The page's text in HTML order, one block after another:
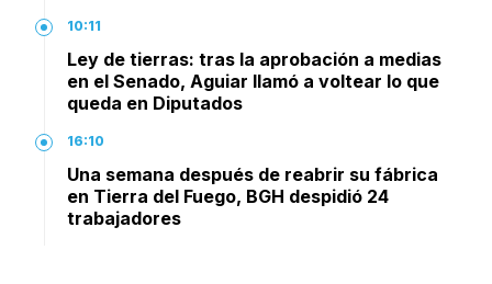
10:11
Ley de tierras: tras la aprobación a medias
en el Senado, Aguiar llamó a voltear lo que
queda en Diputados
16:10
Una semana después de reabrir su fábrica
en Tierra del Fuego, BGH despidió 24
trabajadores